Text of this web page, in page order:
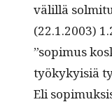
välil­lä
(22.1.2003)
”sopimus
työkyky­isiä
Eli